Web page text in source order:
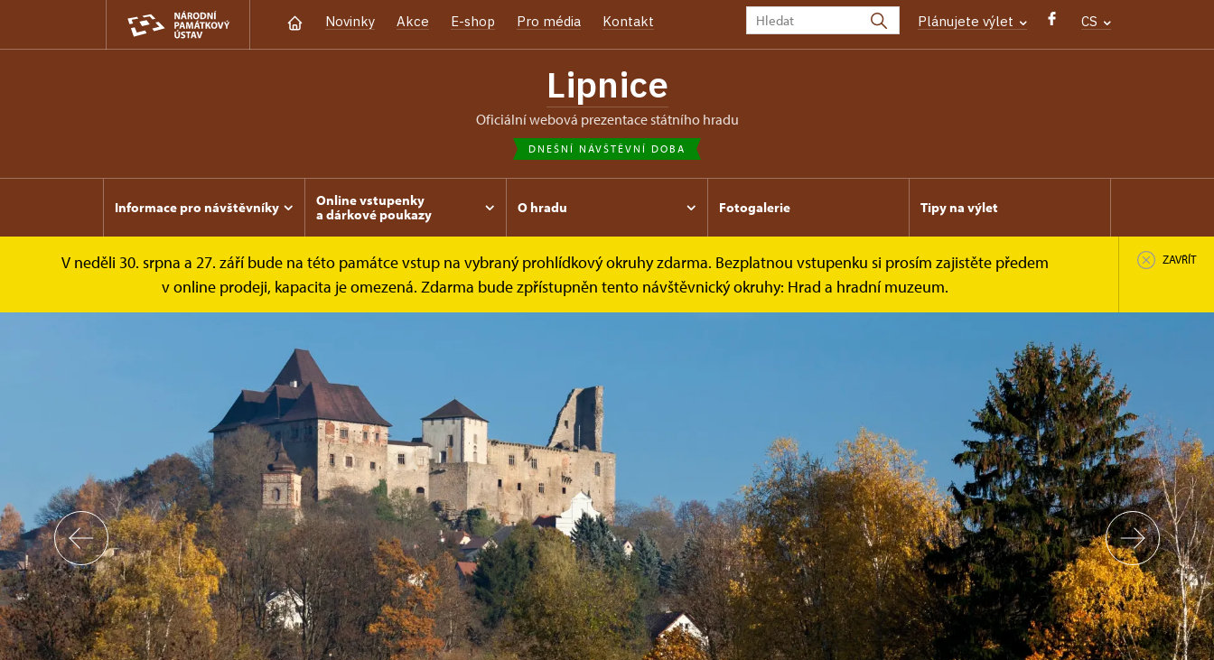
Novinky Akce E-shop Pro média Kontakt Plánujete výlet CS
Lipnice
oficiální webová prezentace státního hradu
DNEŠNÍ NÁVŠTĚVNÍ DOBA
Informace pro návštěvníky
Online vstupenky
a dárkové poukazy
O hradu Fotogalerie Tipy na výlet
V neděli 30. srpna a 27. září bude na této památce vstup na vybraný prohlídkový okruhy zdarma. Bezplatnou vstupenku si prosím zajistěte předem
v online prodeji, kapacita je omezená. Zdarma bude zpřístupněn tento návštěvnický okruhy: Hrad a hradní muzeum.
ZAVŘÍT